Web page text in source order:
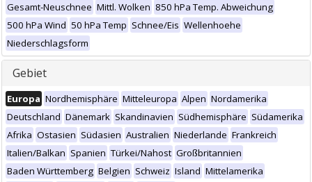
Gesamt-Neuschnee Mittl. Wolken 850 hPa Temp. Abweichung
500 hPa Wind 50 hPa Temp Schnee/Eis Wellenhoehe
Niederschlagsform
Gebiet
Europa Nordhemisphäre Mitteleuropa Alpen Nordamerika
Deutschland Dänemark Skandinavien Südhemisphäre Südamerika
Afrika Ostasien Südasien Australien Niederlande Frankreich
Italien/Balkan Spanien Türkei/Nahost Großbritannien
Baden Württemberg Belgien Schweiz Island Mittelamerika